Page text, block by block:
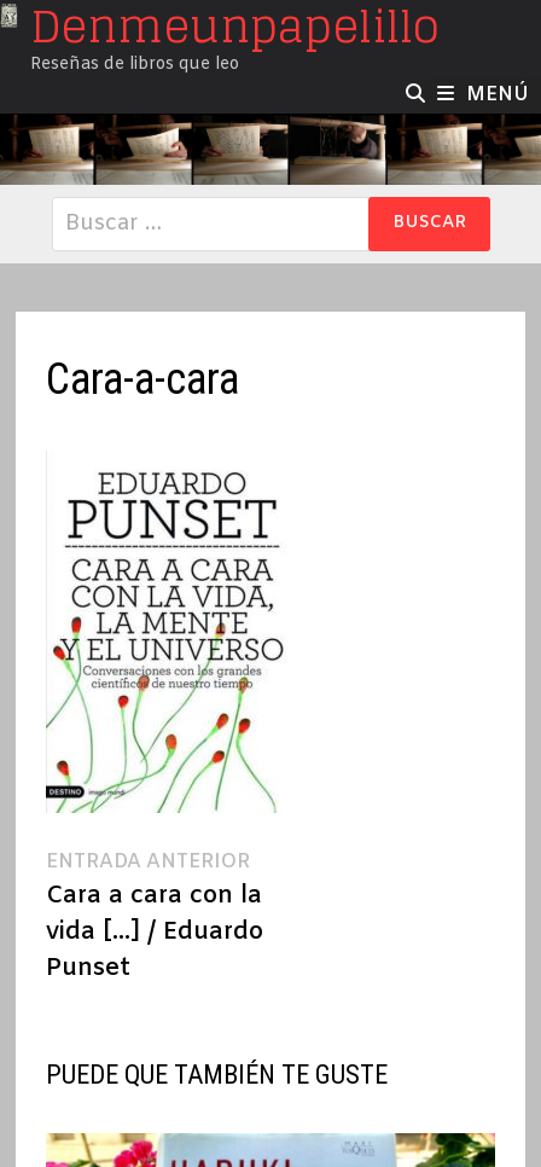
SaltarDenmeunpapelillo
Reseñas de libros que leo
MENÚ
Buscar:
Cara-a-cara
Navegación
de
entradas
ENTRADA ANTERIOREntrada
anterior:
Cara a cara con la
vida […] / Eduardo
Punset
PUEDE QUE TAMBIÉN TE GUSTE